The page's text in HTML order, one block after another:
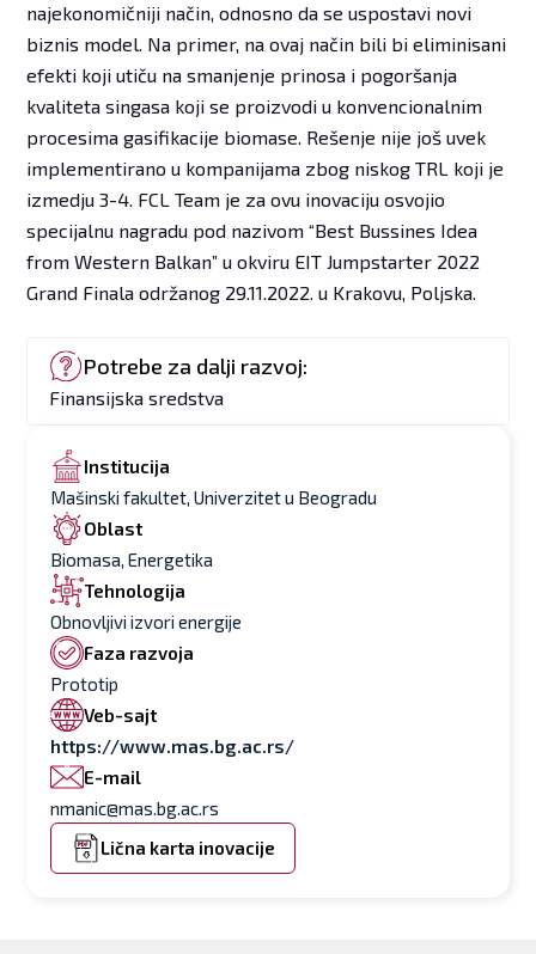
najekonomičniji način, odnosno da se uspostavi novi
biznis model. Na primer, na ovaj način bili bi eliminisani
efekti koji utiču na smanjenje prinosa i pogoršanja
kvaliteta singasa koji se proizvodi u konvencionalnim
procesima gasifikacije biomase. Rešenje nije još uvek
implementirano u kompanijama zbog niskog TRL koji je
izmedju 3-4. FCL Team je za ovu inovaciju osvojio
specijalnu nagradu pod nazivom “Best Bussines Idea
from Western Balkan” u okviru EIT Jumpstarter 2022
Grand Finala održanog 29.11.2022. u Krakovu, Poljska.
Potrebe za dalji razvoj:
Finansijska sredstva
Institucija
Mašinski fakultet, Univerzitet u Beogradu
Oblast
Biomasa, Energetika
Tehnologija
Obnovljivi izvori energije
Faza razvoja
Prototip
Veb-sajt
https://www.mas.bg.ac.rs/
E-mail
nmanic@mas.bg.ac.rs
Lična karta inovacije